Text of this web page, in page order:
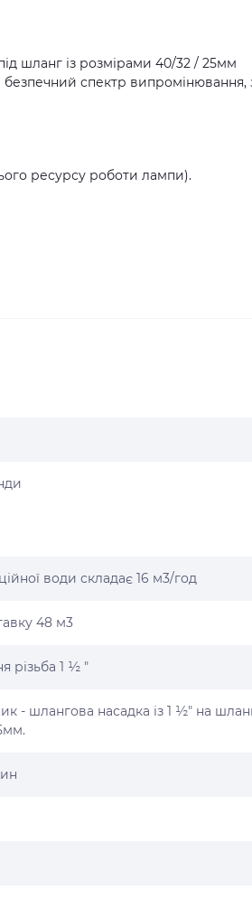
шланг із розмірами 40/32 / 25мм
спектр випромінювання,
ресурсу роботи лампи).
води складає 16 м3/год
48 м3
різьба 1 ½ "
- шлангова насадка із 1 ½" на